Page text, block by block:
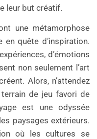
leur but créatif.
une métamorphose
quête d’inspiration.
d’émotions
non seulement l’art
Alors, n’attendez
de jeu favori de
est une odyssée
paysages extérieurs.
où les cultures se